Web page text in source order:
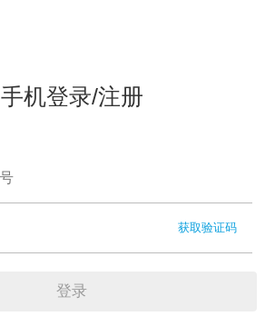
手机登录/注册
获取验证码
登录